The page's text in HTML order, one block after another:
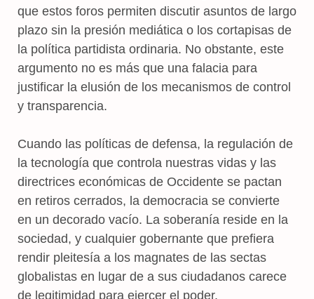
que estos foros permiten discutir asuntos de largo
plazo sin la presión mediática o los cortapisas de
la política partidista ordinaria. No obstante, este
argumento no es más que una falacia para
justificar la elusión de los mecanismos de control
y transparencia.
Cuando las políticas de defensa, la regulación de
la tecnología que controla nuestras vidas y las
directrices económicas de Occidente se pactan
en retiros cerrados, la democracia se convierte
en un decorado vacío. La soberanía reside en la
sociedad, y cualquier gobernante que prefiera
rendir pleitesía a los magnates de las sectas
globalistas en lugar de a sus ciudadanos carece
de legitimidad para ejercer el poder.